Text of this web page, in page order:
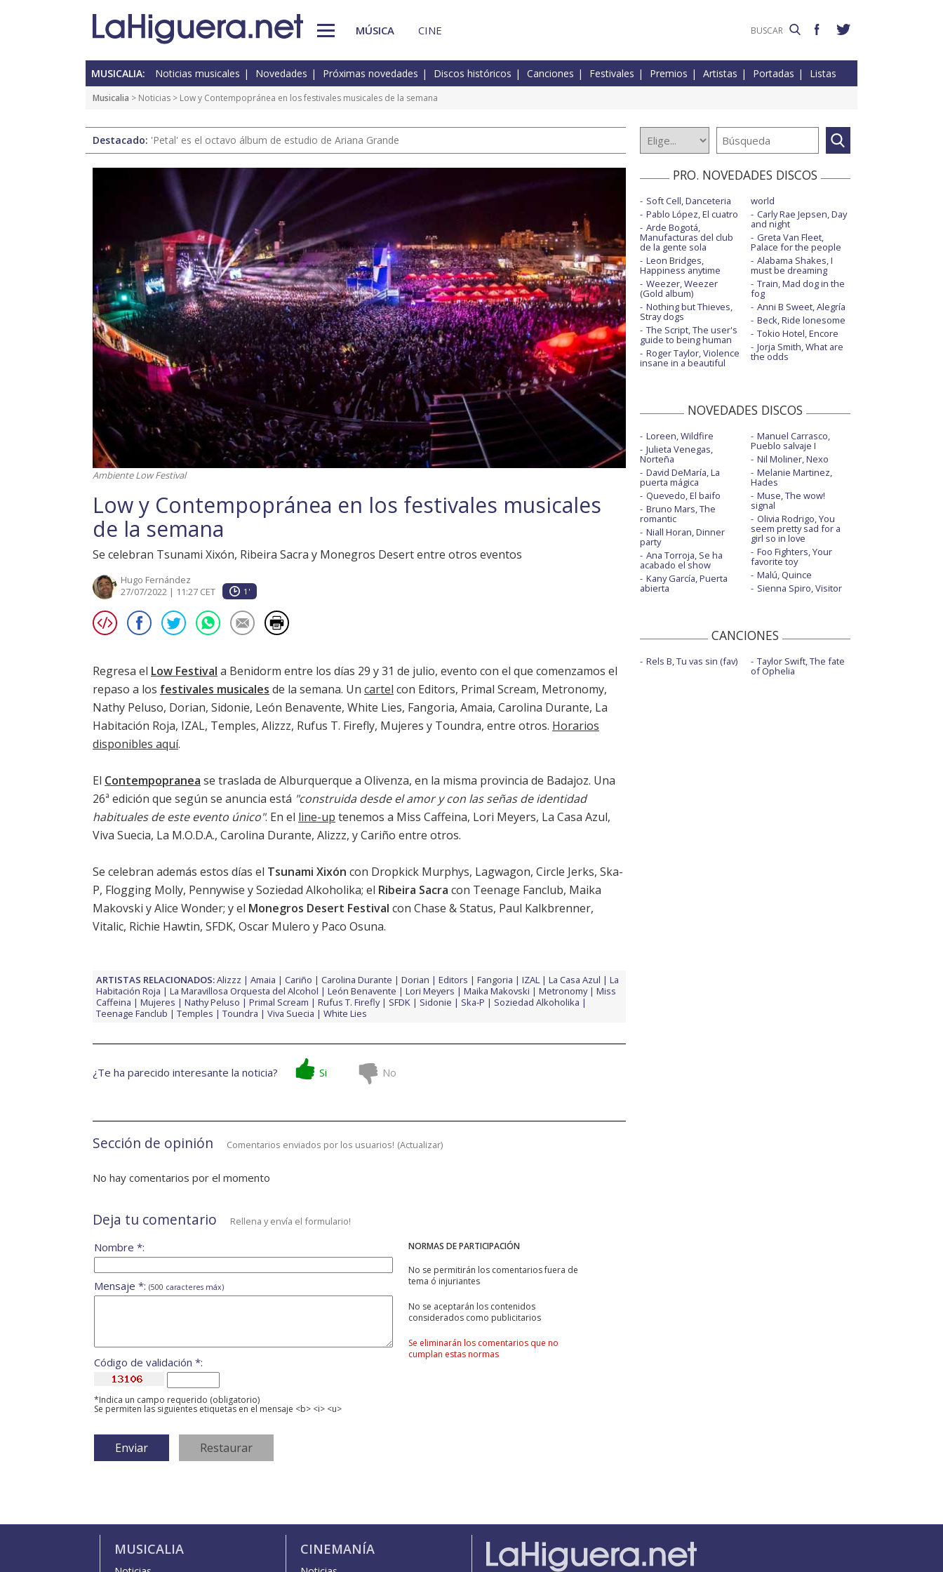
MÚSICA CINE
MUSICALIA: Noticias musicales Novedades Próximas novedades Discos históricos Canciones Festivales Premios Artistas Portadas Listas
Musicalia > Noticias > Low y Contempopránea en los festivales musicales de la semana
Destacado: 'Petal' es el octavo álbum de estudio de Ariana Grande
Ambiente Low Festival
Low y Contempopránea en los festivales musicales
de la semana
Se celebran Tsunami Xixón, Ribeira Sacra y Monegros Desert entre otros eventos
Hugo Fernández
27/07/2022 | 11:27 CET
1'
Regresa el Low Festival a Benidorm entre los días 29 y 31 de julio, evento con el que comenzamos el
repaso a los festivales musicales de la semana. Un cartel con Editors, Primal Scream, Metronomy,
Nathy Peluso, Dorian, Sidonie, León Benavente, White Lies, Fangoria, Amaia, Carolina Durante, La
Habitación Roja, IZAL, Temples, Alizzz, Rufus T. Firefly, Mujeres y Toundra, entre otros. Horarios
disponibles aquí.
El Contempopranea se traslada de Alburquerque a Olivenza, en la misma provincia de Badajoz. Una
26ª edición que según se anuncia está "construida desde el amor y con las señas de identidad
habituales de este evento único". En el line-up tenemos a Miss Caffeina, Lori Meyers, La Casa Azul,
Viva Suecia, La M.O.D.A., Carolina Durante, Alizzz, y Cariño entre otros.
Se celebran además estos días el Tsunami Xixón con Dropkick Murphys, Lagwagon, Circle Jerks, Ska-
P, Flogging Molly, Pennywise y Soziedad Alkoholika; el Ribeira Sacra con Teenage Fanclub, Maika
Makovski y Alice Wonder; y el Monegros Desert Festival con Chase & Status, Paul Kalkbrenner,
Vitalic, Richie Hawtin, SFDK, Oscar Mulero y Paco Osuna.
ARTISTAS RELACIONADOS:Alizzz Amaia Cariño Carolina Durante Dorian Editors Fangoria IZAL La Casa Azul
La
Habitación Roja
La Maravillosa Orquesta del Alcohol León Benavente Lori Meyers Maika Makovski Metronomy
Miss
Caffeina
Mujeres Nathy Peluso Primal Scream Rufus T. Firefly SFDK Sidonie Ska-P
Soziedad Alkoholika
Teenage Fanclub
Temples Toundra Viva Suecia White Lies
¿Te ha parecido interesante la noticia? Si No
Sección de opinión Comentarios enviados por los usuarios! (Actualizar)
No hay comentarios por el momento
Deja tu comentario Rellena y envía el formulario!
NORMAS DE PARTICIPACIÓN
No se permitirán los comentarios fuera de
tema ó injuriantes
No se aceptarán los contenidos
considerados como publicitarios
Se eliminarán los comentarios que no
cumplan estas normas
Nombre *:
Mensaje *: (500 caracteres máx)
Código de validación *:
*Indica un campo requerido (obligatorio)
Se permiten las siguientes etiquetas en el mensaje <b> <i> <u>
PRO. NOVEDADES DISCOS
Soft Cell, Danceteria
Pablo López, El cuatro
Arde Bogotá,
Manufacturas del club
de la gente sola
Leon Bridges,
Happiness anytime
Weezer, Weezer
(Gold album)
Nothing but Thieves,
Stray dogs
The Script, The user's
guide to being human
Roger Taylor, Violence
insane in a beautiful
world
Carly Rae Jepsen, Day
and night
Greta Van Fleet,
Palace for the people
Alabama Shakes, I
must be dreaming
Train, Mad dog in the
fog
Anni B Sweet, Alegría
Beck, Ride lonesome
Tokio Hotel, Encore
Jorja Smith, What are
the odds
NOVEDADES DISCOS
Loreen, Wildfire
Julieta Venegas,
Norteña
David DeMaría, La
puerta mágica
Quevedo, El baifo
Bruno Mars, The
romantic
Niall Horan, Dinner
party
Ana Torroja, Se ha
acabado el show
Kany García, Puerta
abierta
Manuel Carrasco,
Pueblo salvaje I
Nil Moliner, Nexo
Melanie Martinez,
Hades
Muse, The wow!
signal
Olivia Rodrigo, You
seem pretty sad for a
girl so in love
Foo Fighters, Your
favorite toy
Malú, Quince
Sienna Spiro, Visitor
CANCIONES
Rels B, Tu vas sin (fav) Taylor Swift, The fate
of Ophelia
MUSICALIA CINEMANÍA